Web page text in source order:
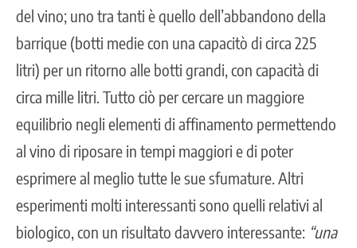
del vino; uno tra tanti è quello dell’abbandono della
barrique (botti medie con una capacitò di circa 225
litri) per un ritorno alle botti grandi, con capacità di
circa mille litri. Tutto ciò per cercare un maggiore
equilibrio negli elementi di affinamento permettendo
al vino di riposare in tempi maggiori e di poter
esprimere al meglio tutte le sue sfumature. Altri
esperimenti molti interessanti sono quelli relativi al
biologico, con un risultato davvero interessante: “una